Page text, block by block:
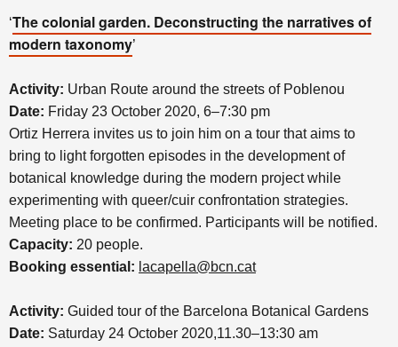
‘The colonial garden. Deconstructing the narratives of
modern taxonomy’
Activity: Urban Route around the streets of Poblenou
Date: Friday 23 October 2020, 6–7:30 pm
Ortiz Herrera invites us to join him on a tour that aims to
bring to light forgotten episodes in the development of
botanical knowledge during the modern project while
experimenting with queer/cuir confrontation strategies.
Meeting place to be confirmed. Participants will be notified.
Capacity: 20 people.
Booking essential: lacapella@bcn.cat
Activity: Guided tour of the Barcelona Botanical Gardens
Date: Saturday 24 October 2020,11.30–13:30 am